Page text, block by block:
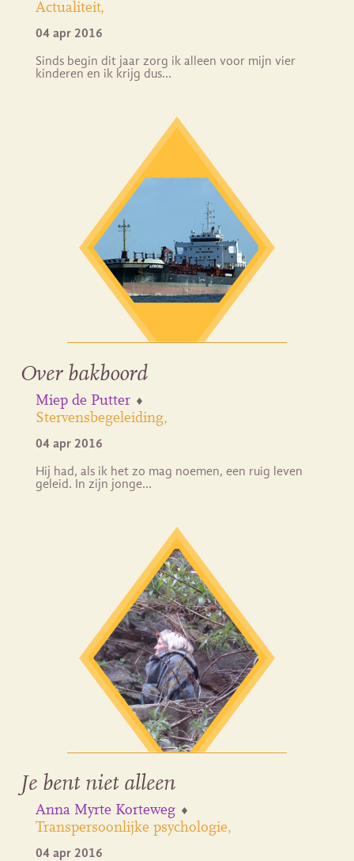
Actualiteit
04 apr 2016
Sinds begin dit jaar zorg ik alleen voor mijn vier
kinderen en ik krijg dus…
Over bakboord
Miep de Putter
Stervensbegeleiding
04 apr 2016
Hij had, als ik het zo mag noemen, een ruig leven
geleid. In zijn jonge…
Je bent niet alleen
Anna Myrte Korteweg
Transpersoonlijke psychologie
04 apr 2016